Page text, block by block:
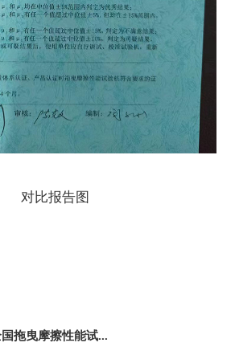
对比报告图
拖曳摩擦性能试...